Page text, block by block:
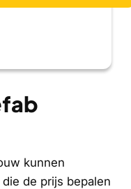
kunnen
de prijs bepalen